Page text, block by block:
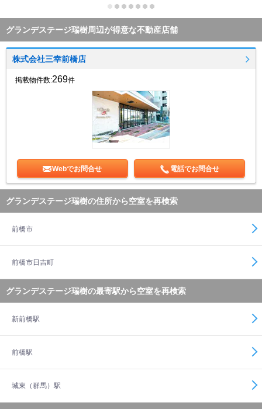
グランデステージ瑞樹周辺が得意な不動産店舗
株式会社三幸前橋店
掲載物件数:269件
Webでお問合せ 電話でお問合せ
グランデステージ瑞樹の住所から空室を再検索
前橋市
前橋市日吉町
グランデステージ瑞樹の最寄駅から空室を再検索
新前橋駅
前橋駅
城東（群馬）駅